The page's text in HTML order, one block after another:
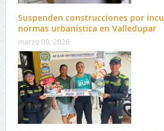
Suspenden construcciones por
normas urbanística en Valledupar
marzo 09, 2026